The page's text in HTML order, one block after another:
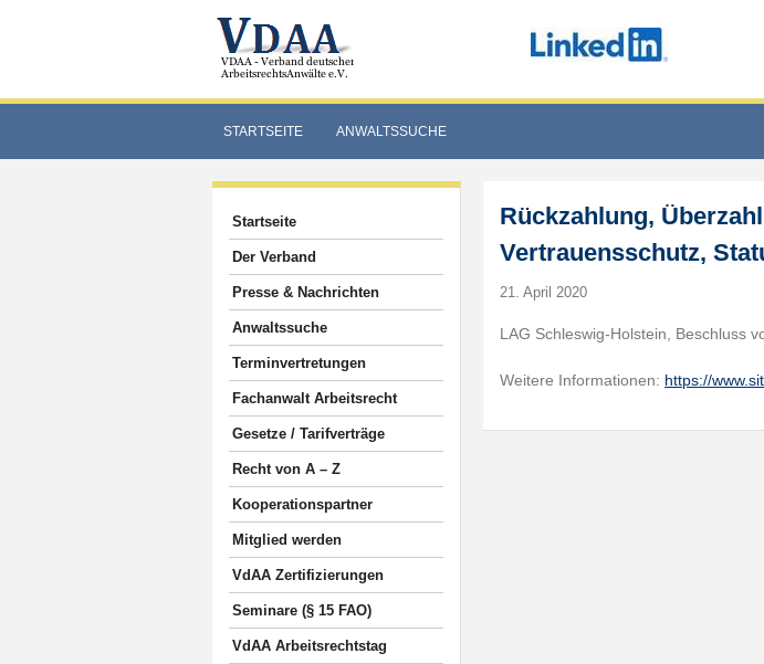
STARTSEITE ANWALTSSUCHE
Startseite
Der Verband
Presse & Nachrichten
Anwaltssuche
Terminvertretungen
Fachanwalt Arbeitsrecht
Gesetze / Tarifverträge
Recht von A – Z
Kooperationspartner
Mitglied werden
VdAA Zertifizierungen
Seminare (§ 15 FAO)
VdAA Arbeitsrechtstag
Rückzahlung,
Vertrauensschutz,
21. April 2020
LAG Schleswig-Holstein, Beschluss
Weitere Informationen: https://